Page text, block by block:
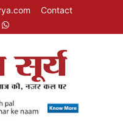
Contact